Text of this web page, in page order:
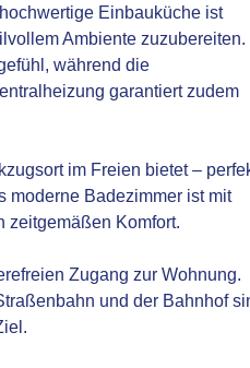
Einbauküche ist
Ambiente zuzubereiten.
während die
garantiert zudem
im Freien bietet –
moderne Badezimmer ist mit
zeitgemäßen Komfort.
Zugang zur Wohnung.
und der Bahnhof